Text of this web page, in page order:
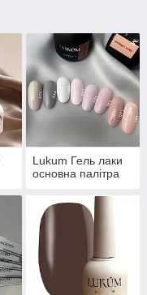
Lukum Гель лаки
основна палітра